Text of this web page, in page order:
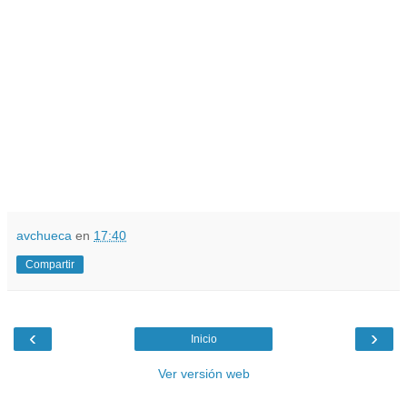
avchueca en 17:40
Compartir
‹ ›
Inicio
Ver versión web